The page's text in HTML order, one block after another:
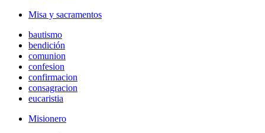
Misa y sacramentos
bautismo
bendición
comunion
confesion
confirmacion
consagracion
eucaristia
Misionero